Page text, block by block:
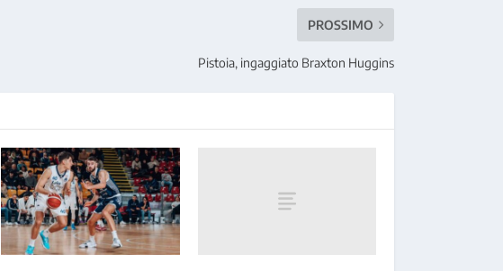
PROSSIMO
Pistoia, ingaggiato Braxton Huggins